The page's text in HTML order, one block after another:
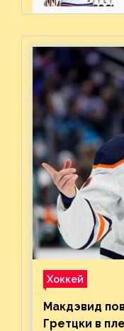
Хоккей
Макдэвид
Гретцки в